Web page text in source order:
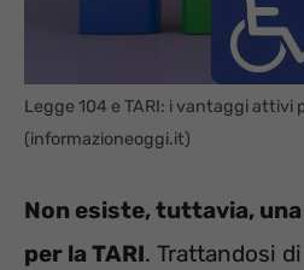
Legge 104 e TARI: i vantaggi attivi
(informazioneoggi.it)
Non esiste, tuttavia,
per la TARI. Trattandosi